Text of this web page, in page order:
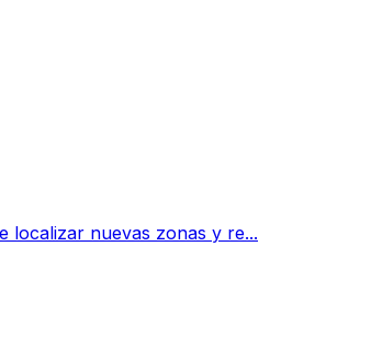
localizar nuevas zonas y re...